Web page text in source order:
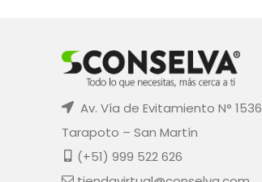
Av. Vía de Evitamiento N° 1536
Tarapoto – San Martín
(+51) 999 522 626